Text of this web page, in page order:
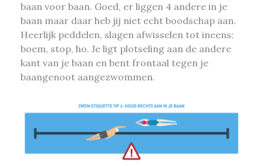
baan voor baan. Goed, er liggen 4 andere in je
baan maar daar heb jij niet echt boodschap aan.
Heerlijk peddelen, slagen afwisselen tot ineens:
boem, stop, ho. Je ligt plotseling aan de andere
kant van je baan en bent frontaal tegen je
baangenoot aangezwommen.